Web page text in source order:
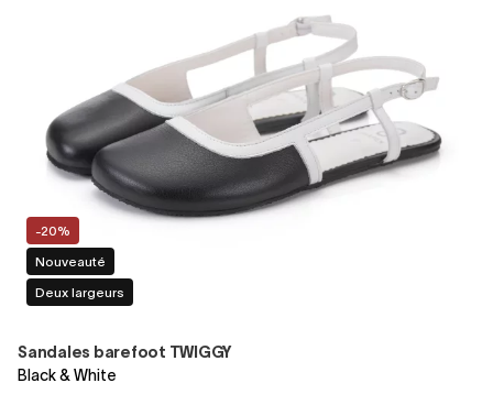
-20%
Nouveauté
Deux largeurs
Sandales barefoot TWIGGY
Black & White